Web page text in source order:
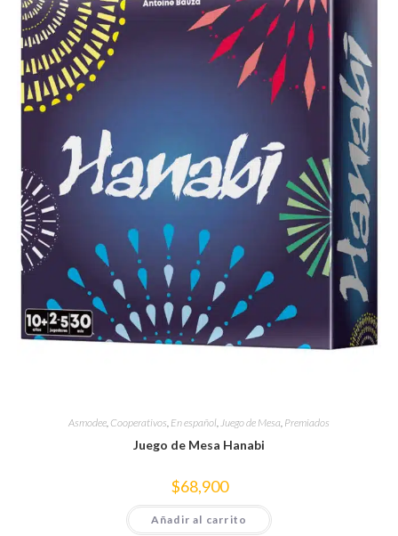
Asmodee, Cooperativos, En español,Juego de Mesa, Premiados
Juego de Mesa Hanabi
$68,900
Añadir al carrito